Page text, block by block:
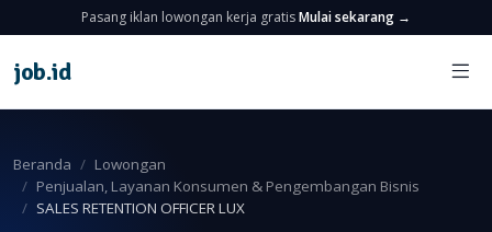
Pasang iklan lowongan kerja gratisMulai sekarang →
job.id
Beranda
Lowongan
Penjualan, Layanan Konsumen & Pengembangan Bisnis
SALES RETENTION OFFICER LUX